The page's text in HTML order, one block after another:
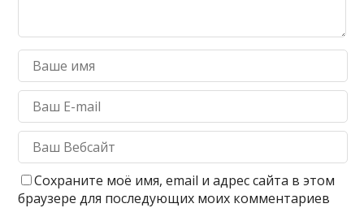
Сохраните моё имя, email и адрес сайта в этом
браузере для последующих моих комментариев